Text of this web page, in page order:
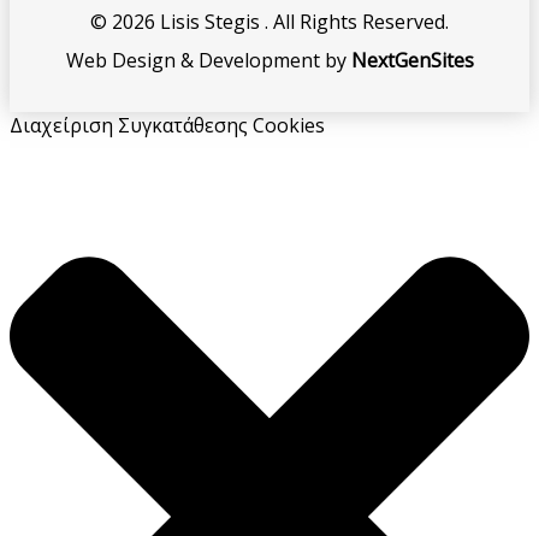
© 2026 Lisis Stegis . All Rights Reserved.
Web Design & Development by NextGenSites
Διαχείριση Συγκατάθεσης Cookies